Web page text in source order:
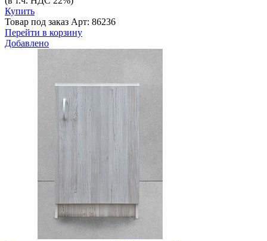
Купить
Товар под заказ Арт: 86236
Перейти в корзину
Добавлено